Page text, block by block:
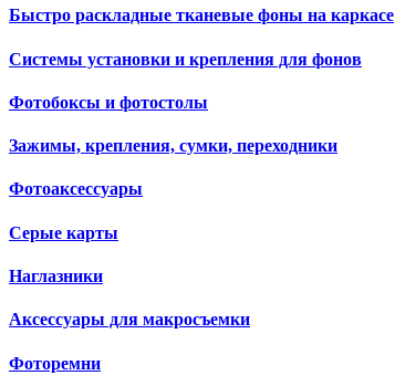
Быстро раскладные тканевые фоны на каркасе
Системы установки и крепления для фонов
Фотобоксы и фотостолы
Зажимы, крепления, сумки, переходники
Фотоаксессуары
Серые карты
Наглазники
Аксессуары для макросъемки
Фоторемни